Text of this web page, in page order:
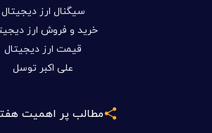
سیگنال ارز دیجیتال
خرید و فروش ارز
قیمت ارز دیجیتال
علی اکبر توسل
مطالب پر اهمیت